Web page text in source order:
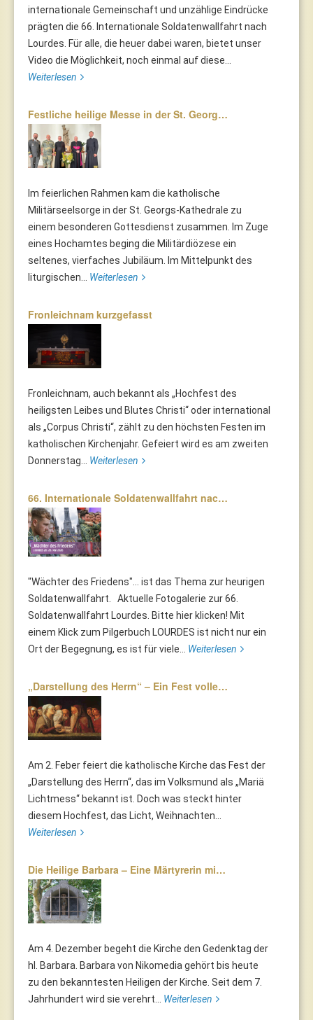
internationale Gemeinschaft und unzählige Eindrücke
prägten die 66. Internationale Soldatenwallfahrt nach
Lourdes. Für alle, die heuer dabei waren, bietet unser
Video die Möglichkeit, noch einmal auf diese...
Weiterlesen
Festliche heilige Messe in der St. Georg…
Im feierlichen Rahmen kam die katholische
Militärseelsorge in der St. Georgs-Kathedrale zu
einem besonderen Gottesdienst zusammen. Im Zuge
eines Hochamtes beging die Militärdiözese ein
seltenes, vierfaches Jubiläum. Im Mittelpunkt des
liturgischen... Weiterlesen
Fronleichnam kurzgefasst
Fronleichnam, auch bekannt als „Hochfest des
heiligsten Leibes und Blutes Christi“ oder international
als „Corpus Christi“, zählt zu den höchsten Festen im
katholischen Kirchenjahr. Gefeiert wird es am zweiten
Donnerstag... Weiterlesen
66. Internationale Soldatenwallfahrt nac…
"Wächter des Friedens"... ist das Thema zur heurigen
Soldatenwallfahrt. Aktuelle Fotogalerie zur 66.
Soldatenwallfahrt Lourdes. Bitte hier klicken! Mit
einem Klick zum Pilgerbuch LOURDES ist nicht nur ein
Ort der Begegnung, es ist für viele... Weiterlesen
„Darstellung des Herrn“ – Ein Fest volle…
Am 2. Feber feiert die katholische Kirche das Fest der
„Darstellung des Herrn“, das im Volksmund als „Mariä
Lichtmess“ bekannt ist. Doch was steckt hinter
diesem Hochfest, das Licht, Weihnachten...
Weiterlesen
Die Heilige Barbara – Eine Märtyrerin mi…
Am 4. Dezember begeht die Kirche den Gedenktag der
hl. Barbara. Barbara von Nikomedia gehört bis heute
zu den bekanntesten Heiligen der Kirche. Seit dem 7.
Jahrhundert wird sie verehrt... Weiterlesen